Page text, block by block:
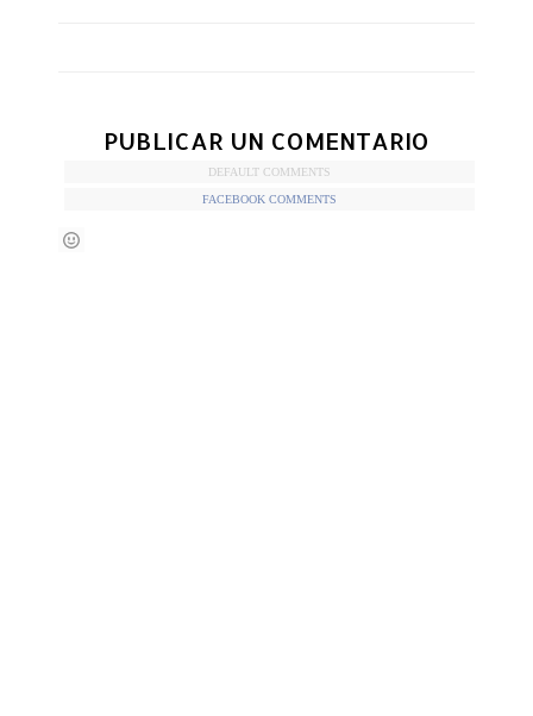
PUBLICAR UN COMENTARIO
DEFAULT COMMENTS
FACEBOOK COMMENTS